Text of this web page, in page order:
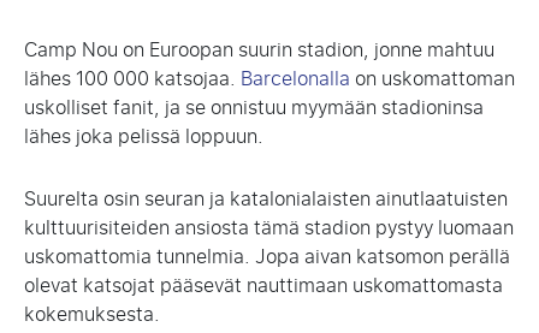
Camp Nou on Euroopan suurin stadion, jonne mahtuu
lähes 100 000 katsojaa. Barcelonalla on uskomattoman
uskolliset fanit, ja se onnistuu myymään stadioninsa
lähes joka pelissä loppuun.
Suurelta osin seuran ja katalonialaisten ainutlaatuisten
kulttuurisiteiden ansiosta tämä stadion pystyy luomaan
uskomattomia tunnelmia. Jopa aivan katsomon perällä
olevat katsojat pääsevät nauttimaan uskomattomasta
kokemuksesta.